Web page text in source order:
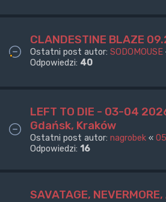
CLANDESTINE BLAZE
Ostatni post autor: SODOMOUSE
Odpowiedzi: 40
LEFT TO DIE - 03-04
Gdańsk, Kraków
Ostatni post autor: nagrobek «
Odpowiedzi: 16
SAVATAGE,